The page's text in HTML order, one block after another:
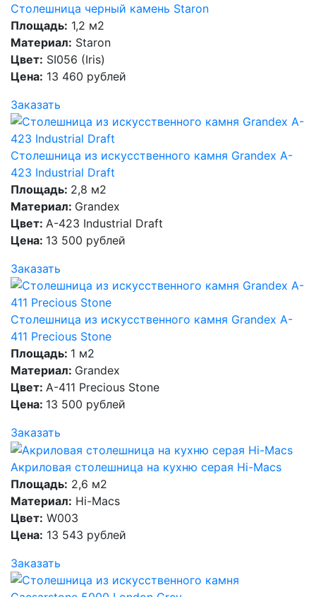
Столешница черный камень Staron
Площадь: 1,2 м2
Материал: Staron
Цвет: SI056 (Iris)
Цена: 13 460 рублей
Заказать
Столешница из искусственного камня Grandex A-
423 Industrial Draft
Площадь: 2,8 м2
Материал: Grandex
Цвет: A-423 Industrial Draft
Цена: 13 500 рублей
Заказать
Столешница из искусственного камня Grandex A-
411 Precious Stone
Площадь: 1 м2
Материал: Grandex
Цвет: A-411 Precious Stone
Цена: 13 500 рублей
Заказать
Акриловая столешница на кухню серая Hi-Macs
Площадь: 2,6 м2
Материал: Hi-Macs
Цвет: W003
Цена: 13 543 рублей
Заказать